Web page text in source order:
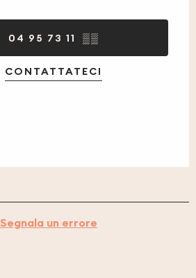
04 95 73 11 ▒▒
CONTATTATECI
Segnala un errore